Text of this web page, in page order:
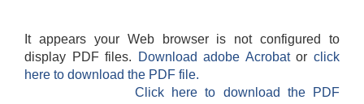
It appears your Web browser is not configured to
display PDF files.
Download adobe Acrobatorclick
here to download the PDF file.
Click here to download the PDF